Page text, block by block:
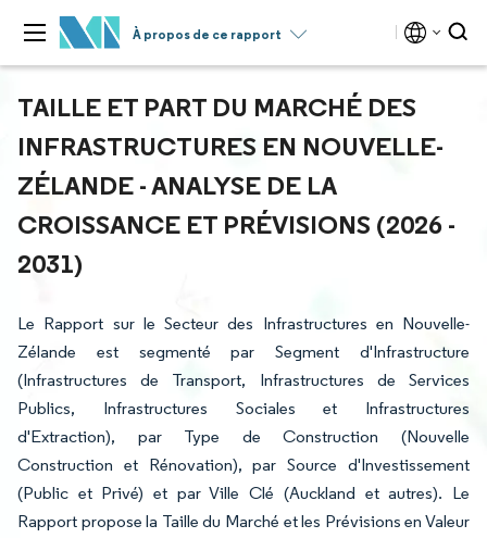
À propos de ce rapport
TAILLE ET PART DU MARCHÉ DES
INFRASTRUCTURES EN NOUVELLE-
ZÉLANDE - ANALYSE DE LA
CROISSANCE ET PRÉVISIONS (2026 -
2031)
Le Rapport sur le Secteur des Infrastructures en Nouvelle-
Zélande est segmenté par Segment d'Infrastructure
(Infrastructures de Transport, Infrastructures de Services
Publics, Infrastructures Sociales et Infrastructures
d'Extraction), par Type de Construction (Nouvelle
Construction et Rénovation), par Source d'Investissement
(Public et Privé) et par Ville Clé (Auckland et autres). Le
Rapport propose la Taille du Marché et les Prévisions en Valeur